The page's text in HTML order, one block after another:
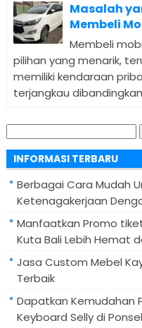
Masalah
Membeli
Membeli
pilihan yang menarik,
memiliki kendaraan
terjangkau
untuk:
INFORMASI TERBARU
Berbagai Cara Mudah
Ketenagakerjaan
Manfaatkan Promo
Kuta Bali Lebih Hemat
Jasa Custom Mebel
Terbaik
Dapatkan Kemudahan
Keyboard Selly di